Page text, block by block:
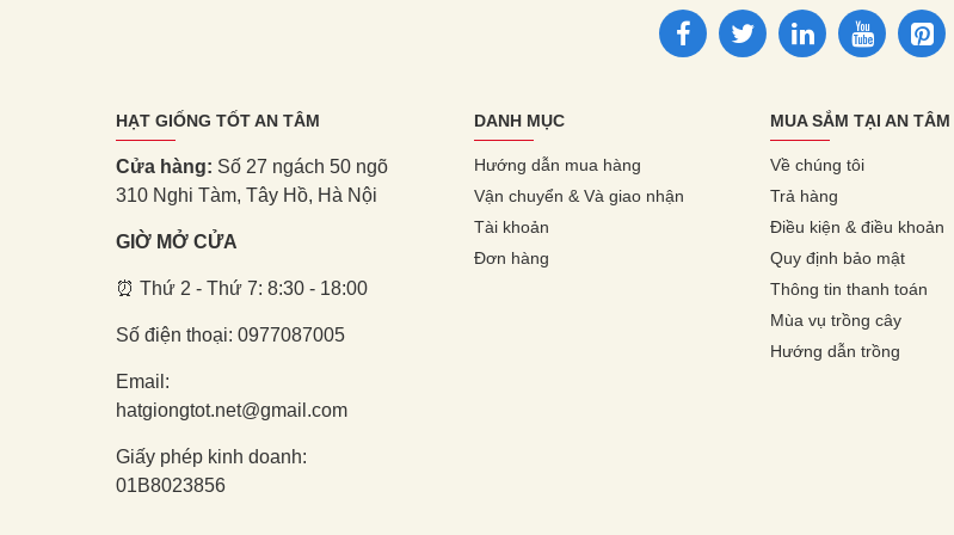
HẠT GIỐNG TỐT AN TÂM
Cửa hàng: Số 27 ngách 50 ngõ
310 Nghi Tàm, Tây Hồ, Hà Nội
GIỜ MỞ CỬA
⏰ Thứ 2 - Thứ 7: 8:30 - 18:00
Số điện thoại: 0977087005
Email:
hatgiongtot.net@gmail.com
Giấy phép kinh doanh:
01B8023856
DANH MỤC
Hướng dẫn mua hàng
Vận chuyển & Và giao nhận
Tài khoản
Đơn hàng
MUA SẮM TẠI AN TÂM
Về chúng tôi
Trả hàng
Điều kiện & điều khoản
Quy định bảo mật
Thông tin thanh toán
Mùa vụ trồng cây
Hướng dẫn trồng